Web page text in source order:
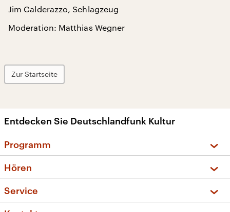
Jim Calderazzo, Schlagzeug
Moderation: Matthias Wegner
Zur Startseite
Entdecken Sie Deutschlandfunk Kultur
Programm
Sendungen und Podcasts
Musikliste
Hören
Frequenzen (UKW + DAB+)
Service
FAQ